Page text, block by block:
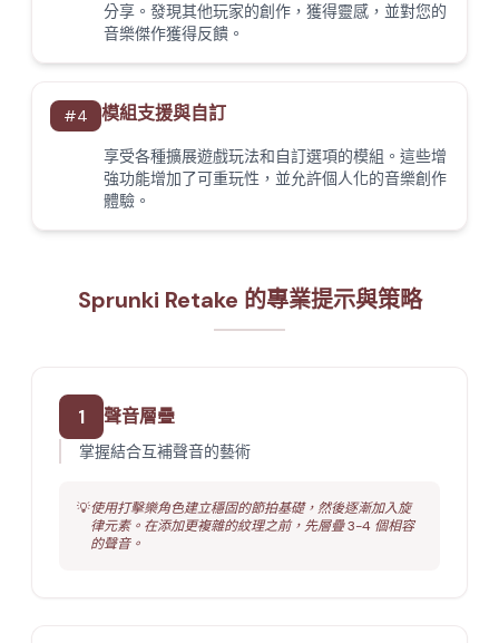
分享。發現其他玩家的創作，獲得靈感，並對您的
音樂傑作獲得反饋。
#4 模組支援與自訂
享受各種擴展遊戲玩法和自訂選項的模組。這些增
強功能增加了可重玩性，並允許個人化的音樂創作
體驗。
Sprunki Retake 的專業提示與策略
1 聲音層疊
掌握結合互補聲音的藝術
💡使用打擊樂角色建立穩固的節拍基礎，然後逐漸加入旋
律元素。在添加更複雜的紋理之前，先層疊 3-4 個相容
的聲音。